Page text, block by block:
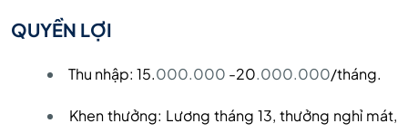
QUYỀN LỢI
Thu nhập: 15.000.000 -20.000.000/tháng.
Khen thưởng: Lương tháng 13, thưởng nghỉ mát,